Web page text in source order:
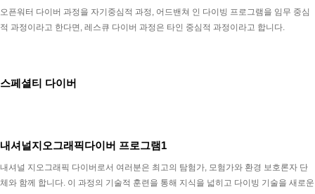
오픈워터 다이버 과정을 자기중심적 과정, 어드밴쳐 인 다이빙 프로그램을 임무 중심
적 과정이라고 한다면, 레스큐 다이버 과정은 타인 중심적 과정이라고 합니다.
스페셜티 다이버
내셔널지오그래픽다이버 프로그램1
내셔널 지오그래픽 다이버로서 여러분은 최고의 탐험가, 모험가와 환경 보호론자 단
체와 함께 합니다. 이 과정의 기술적 훈련을 통해 지식을 넓히고 다이빙 기술을 새로운